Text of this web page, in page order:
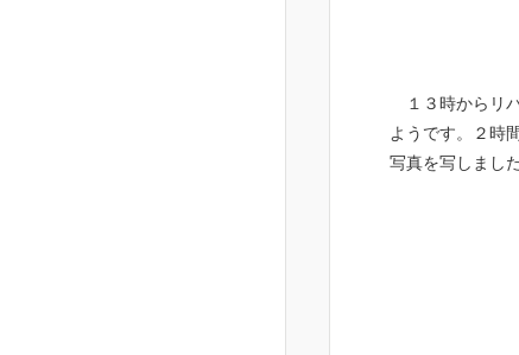
１３時からリ
ようです。２時
写真を写しました